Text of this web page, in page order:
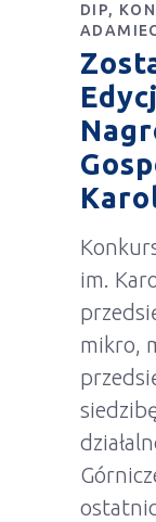
DIP
im.
mikro,